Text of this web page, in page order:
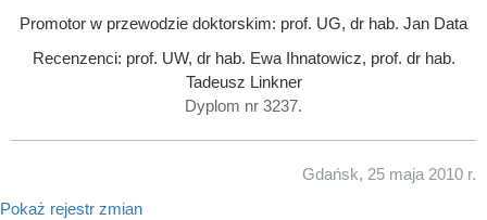
Promotor w przewodzie doktorskim: prof. UG, dr hab. Jan Data
Recenzenci: prof. UW, dr hab. Ewa Ihnatowicz, prof. dr hab.
Tadeusz Linkner
Dyplom nr 3237.
Gdańsk, 25 maja 2010 r.
Pokaż rejestr zmian